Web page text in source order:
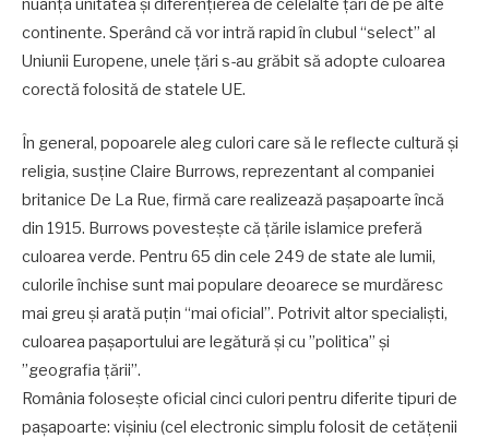
nuanţa unitatea şi diferenţierea de celelalte ţări de pe alte
continente. Sperând că vor intră rapid în clubul “select” al
Uniunii Europene, unele ţări s-au grăbit să adopte culoarea
corectă folosită de statele UE.
În general, popoarele aleg culori care să le reflecte cultură şi
religia, susţine Claire Burrows, reprezentant al companiei
britanice De La Rue, firmă care realizează paşapoarte încă
din 1915. Burrows povesteşte că ţările islamice preferă
culoarea verde. Pentru 65 din cele 249 de state ale lumii,
culorile închise sunt mai populare deoarece se murdăresc
mai greu şi arată puţin “mai oficial”. Potrivit altor specialişti,
culoarea paşaportului are legătură şi cu ”politica” şi
”geografia ţării”.
România foloseşte oficial cinci culori pentru diferite tipuri de
paşapoarte: vişiniu (cel electronic simplu folosit de cetăţenii